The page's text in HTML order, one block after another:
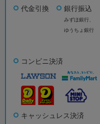
代金引換 銀行振込
みずほ銀行、
ゆうちょ銀行
コンビニ決済
キャッシュレス決済